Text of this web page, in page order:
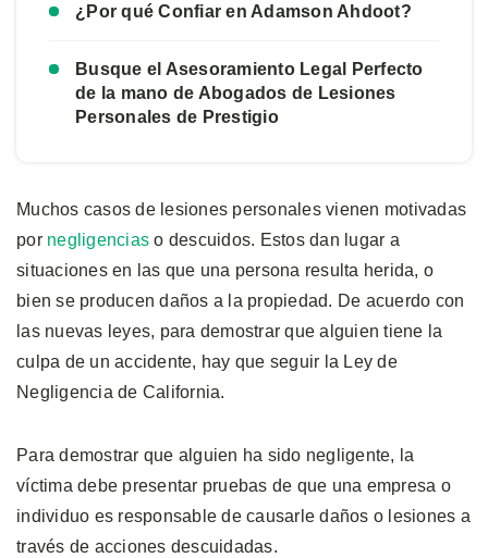
¿Por qué Confiar en Adamson Ahdoot?
Busque el Asesoramiento Legal Perfecto
de la mano de Abogados de Lesiones
Personales de Prestigio
Muchos casos de lesiones personales vienen motivadas
por negligencias o descuidos. Estos dan lugar a
situaciones en las que una persona resulta herida, o
bien se producen daños a la propiedad. De acuerdo con
las nuevas leyes, para demostrar que alguien tiene la
culpa de un accidente, hay que seguir la Ley de
Negligencia de California.
Para demostrar que alguien ha sido negligente, la
víctima debe presentar pruebas de que una empresa o
individuo es responsable de causarle daños o lesiones a
través de acciones descuidadas.